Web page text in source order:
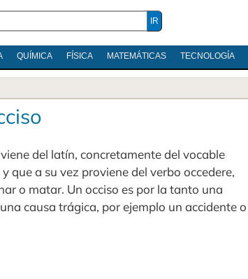
QUÍMICA FÍSICA MATEMÁTICAS TECNOLOGÍA
del latín, concretamente del vocable
que a su vez proviene del verbo occedere,
o matar. Un occiso es por la tanto una
causa trágica, por ejemplo un accidente o